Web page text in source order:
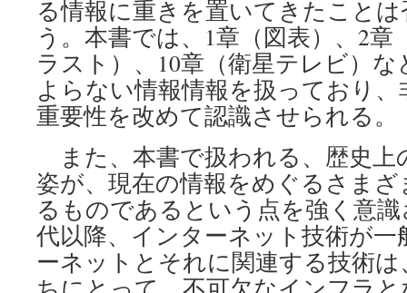
る情報に重きを置いてきたこと
う。本書では、1章（図表）、2章
ラスト）、10章（衛星テレビ）
よらない情報情報を扱っており
重要性を改めて認識させられる。
また、本書で扱われる、歴史上
姿が、現在の情報をめぐるさま
るものであるという点を強く意
代以降、インターネット技術が
ーネットとそれに関連する技術